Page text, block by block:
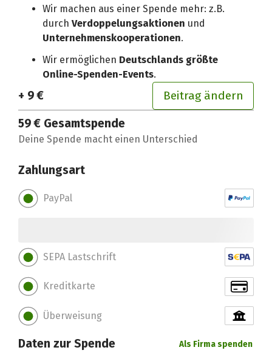
Wir machen aus einer Spende mehr: z.B.
durchVerdoppelungsaktionen und
Unternehmenskooperationen.
Wir ermöglichen Deutschlands größte
Online-Spenden-Events.
+ 9 € Beitrag ändern
59 € Gesamtspende
Deine Spende macht einen Unterschied
Zahlungsart
PayPal
SEPA Lastschrift
Kreditkarte
Überweisung
Daten zur Spende Als Firma spenden